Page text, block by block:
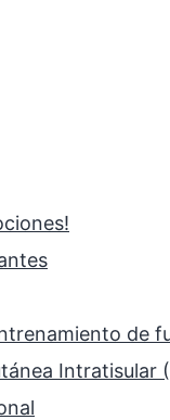
de
Intratisular